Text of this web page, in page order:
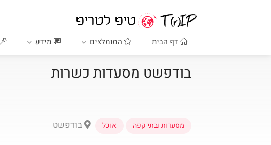
דף הבית המומלצים מידע
בודפשט מסעדות כשרות
מסעדות ובתי קפה אוכל בודפשט